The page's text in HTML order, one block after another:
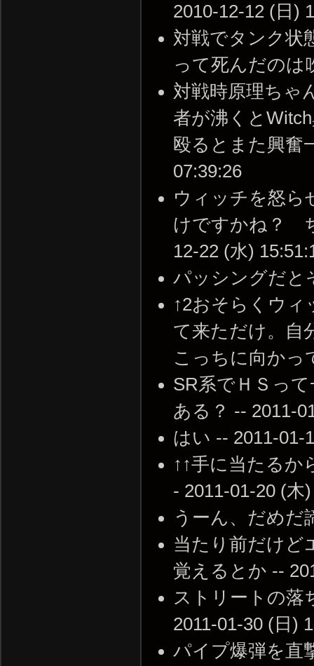
2010-12-12 (日)
対戦でタンク状
って死んだの
対戦時原理ちゃ
者が沸くと
殴るとまた興奮
07:39:26
ウィッチを怒ら
けですかね？
12-22 (水)
パッシングだと
↑2おそらくウィ
て来ただけ。自
こっちに向かっ
SR系でＨＳっ
ある？ -- 2011-
はい -- 2011-01-
↑↑手に当たるか
- 2011-01-20 (木
うーん、だめだ
当たり前だけど
覚えるとか --
ストリートの落
2011-01-30 (日)
パイプ爆弾を直